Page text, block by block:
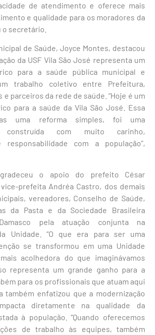
de atendimento e oferece mais
e qualidade para os moradores da
o secretário.
de Saúde, Joyce Montes, destacou
da USF Vila São José representa um
para a saúde pública municipal e
trabalho coletivo entre Prefeitura,
parceiros da rede de saúde. “Hoje é um
para a saúde da Vila São José. Essa
uma reforma simples, foi uma
construída com muito carinho,
responsabilidade com a população”,
o apoio do prefeito César
prefeita Andréa Castro, dos demais
vereadores, Conselho de Saúde,
da Pasta e da Sociedade Brasileira
pela atuação conjunta na
Unidade. “O que era para ser uma
se transformou em uma Unidade
acolhedora do que imaginávamos
representa um grande ganho para a
para os profissionais que atuam aqui
também enfatizou que a modernização
diretamente na qualidade da
à população. “Quando oferecemos
de trabalho às equipes, também